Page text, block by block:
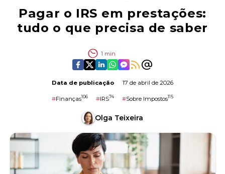
Pagar o IRS em prestações:
tudo o que precisa de saber
1 min
Data de publicação 17 de abril de 2026
#Finanças106 #IRS74 #Sobre Impostos115
Olga Teixeira